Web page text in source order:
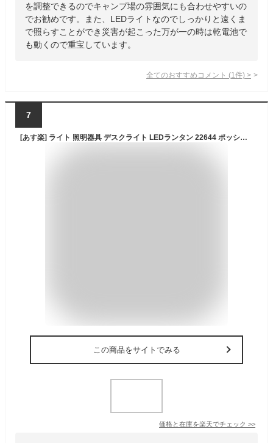
を調整できるのでキャンプ場の雰囲気にも合わせやすいの
でお勧めです。また、LEDライトなのでしっかりと遠くま
で照らすことができ災害が起こった万が一の時は乾電池で
も動くので重宝しています。
全てのおすすめコメント (1 件) >
7
[あす楽] ライト 照明器具 デスクライト LEDランタン 22644 ポッシュリビング ランプ デスクランプ テーブルランプ テーブルライト デスク テーブル インテリアライト 照明 持ち運び 吊り下げ ブルー 錆加工 カフェ 雰囲気 【送料無料】【あす楽対応】
この商品をサイトでみる
価格と在庫を楽天でチェック >>